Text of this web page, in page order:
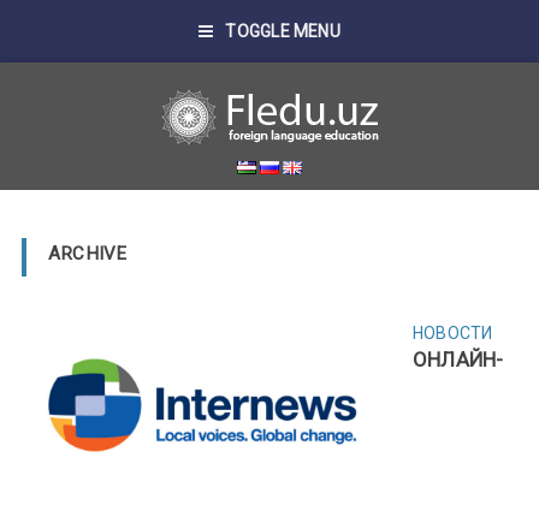
TOGGLE MENU
ARCHIVE
НОВОСТИ
ОНЛАЙН-